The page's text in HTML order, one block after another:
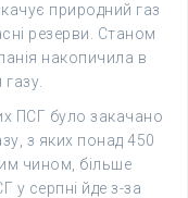
природний газ
резерви. Станом
накопичила в
ПСГ було закачано
з яких понад 450
чином, більше
у серпні йде з-за